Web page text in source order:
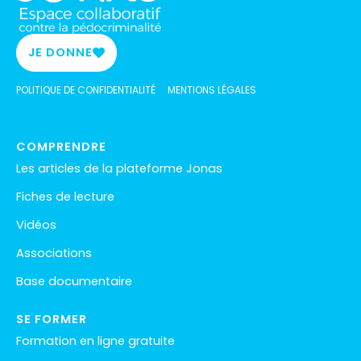
JE DONNE
POLITIQUE DE CONFIDENTIALITÉ MENTIONS LÉGALES
COMPRENDRE
Les articles de la plateforme Jonas
Fiches de lecture
Vidéos
Associations
Base documentaire
SE FORMER
Formation en ligne gratuite